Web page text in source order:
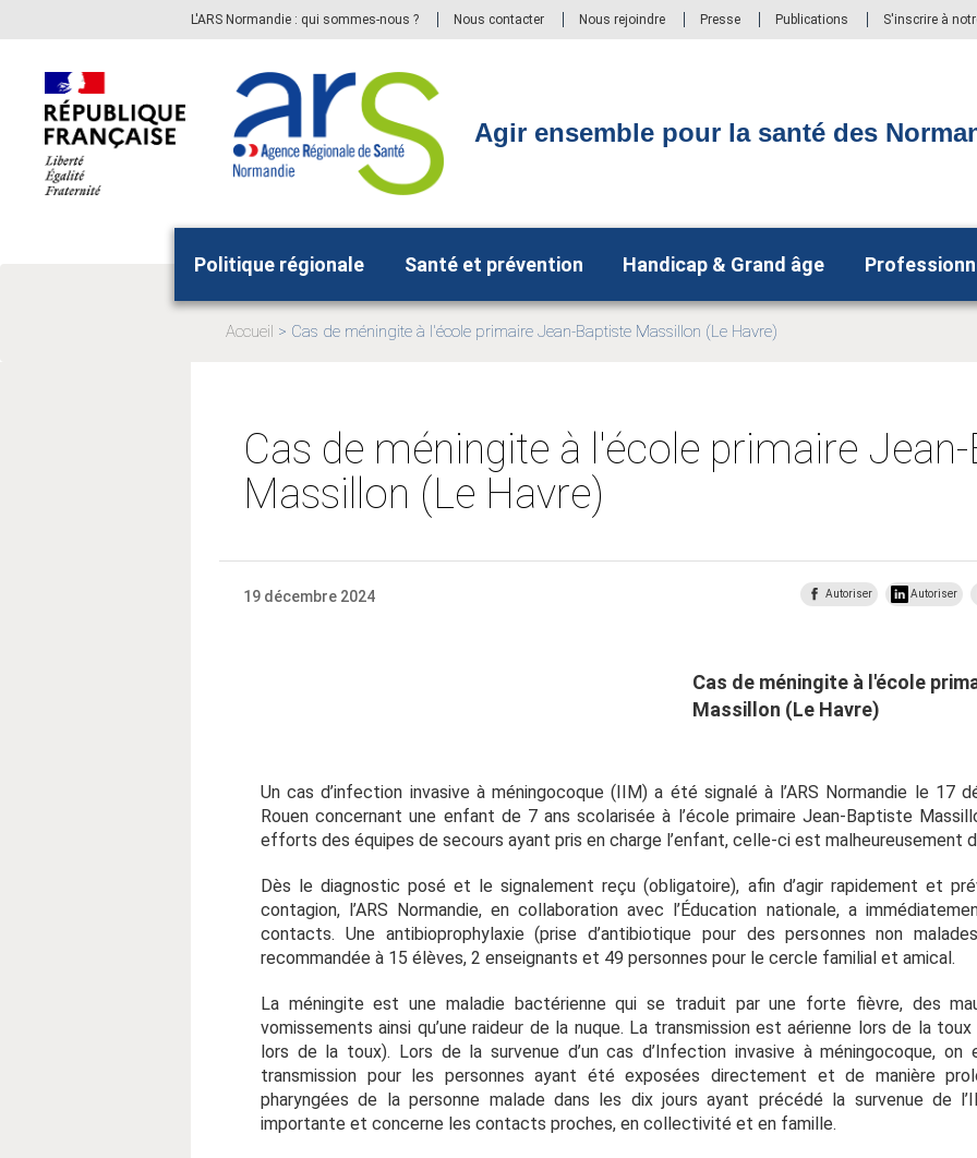
principal,
L'ARS Normandie : qui sommes-nous ? Nous contacter Nous rejoindre Presse Publications S'inscrire à
Agir ensemble pour la santé des
Politique régionale Santé et prévention Handicap & Grand âge
Accueil
Cas de méningite à l'école primaire Jean-Baptiste Massillon (Le Havre)
Cas de méningite à l'école primaire
Massillon (Le Havre)
19 décembre 2024 Autoriser Autoriser
Cas de méningite à l'école
Massillon (Le Havre)
Un cas d’infection invasive à méningocoque (IIM) a été signalé à l’ARS Normandie le 17
Rouen concernant une enfant de 7 ans scolarisée à l’école primaire Jean-Baptiste
efforts des équipes de secours ayant pris en charge l’enfant, celle-ci est malheureusement
Dès le diagnostic posé et le signalement reçu (obligatoire), afin d’agir rapidement et
contagion, l’ARS Normandie, en collaboration avec l’Éducation nationale, a
contacts. Une antibioprophylaxie (prise d’antibiotique pour des personnes non
recommandée à 15 élèves, 2 enseignants et 49 personnes pour le cercle familial et amical.
La méningite est une maladie bactérienne qui se traduit par une forte fièvre, des
vomissements ainsi qu’une raideur de la nuque. La transmission est aérienne lors de la
lors de la toux). Lors de la survenue d’un cas d’Infection invasive à méningocoque, on
transmission pour les personnes ayant été exposées directement et de manière
pharyngées de la personne malade dans les dix jours ayant précédé la survenue de
importante et concerne les contacts proches, en collectivité et en famille.